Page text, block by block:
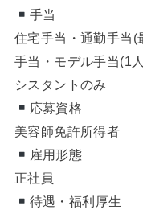
手当
住宅手当・通勤手当(
手当・モデル手当(1
シスタントのみ
応募資格
美容師免許所得者
雇用形態
正社員
待遇・福利厚生